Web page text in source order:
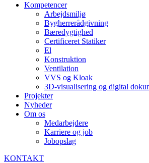
Kompetencer
Arbejdsmiljø
Bygherrerådgivning
Bæredygtighed
Certificeret Statiker
El
Konstruktion
Ventilation
VVS og Kloak
3D-visualisering og digital
Projekter
Nyheder
Om os
Medarbejdere
Karriere og job
Jobopslag
KONTAKT